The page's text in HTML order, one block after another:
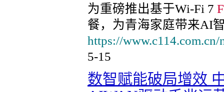
为重磅推出基于Wi-Fi 7
餐，为青海家庭带来AI
https://
5-15
数智赋能破局增效